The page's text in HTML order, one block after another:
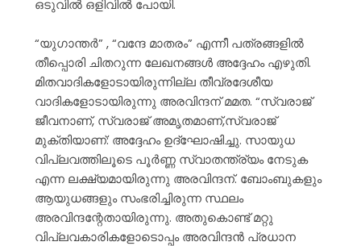
ഒടുവിൽ ഒളിവിൽ പോയി.
“യുഗാന്തർ” , “വന്ദേ മാതരം” എന്നീ പത്രങ്ങളിൽ
തീപ്പൊരി ചിതറുന്ന ലേഖനങ്ങൾ അദ്ദേഹം എഴുതി.
മിതവാദികളോടായിരുന്നില്ല തീവ്രദേശീയ
വാദികളോടായിരുന്നു അരവിന്ദന് മമത. “സ്വരാജ്
ജീവനാണ്, സ്വരാജ് അമൃതമാണ്,സ്വരാജ്
മുക്തിയാണ്: അദ്ദേഹം ഉദ്ഘോഷിച്ചു. സായുധ
വിപ്ലവത്തിലൂടെ പൂർണ്ണ സ്വാതന്ത്ര്യം നേടുക
എന്ന ലക്ഷ്യമായിരുന്നു അരവിന്ദന്. ബോംബുകളും
ആയുധങ്ങളും സംഭരിച്ചിരുന്ന സ്ഥലം
അരവിന്ദന്റേതായിരുന്നു. അതുകൊണ്ട് മറ്റു
വിപ്ലവകാരികളോടൊപ്പം അരവിന്ദൻ പ്രധാന